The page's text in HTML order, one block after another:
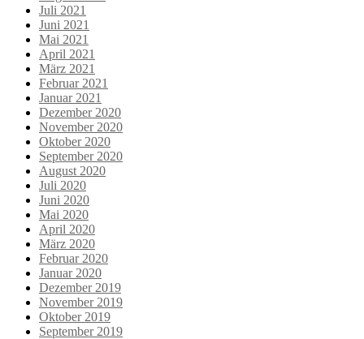
Juli 2021
Juni 2021
Mai 2021
April 2021
März 2021
Februar 2021
Januar 2021
Dezember 2020
November 2020
Oktober 2020
September 2020
August 2020
Juli 2020
Juni 2020
Mai 2020
April 2020
März 2020
Februar 2020
Januar 2020
Dezember 2019
November 2019
Oktober 2019
September 2019